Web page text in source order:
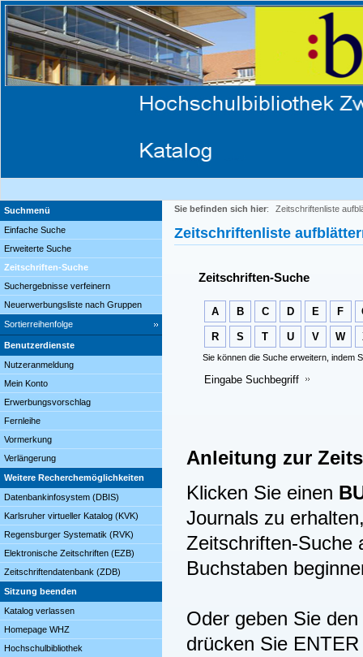
Suchmenü
Einfache Suche
Erweiterte Suche
Zeitschriften-Suche
Suchergebnisse verfeinern
Neuerwerbungsliste nach Gruppen
Sortierreihenfolge
Benutzerdienste
Nutzeranmeldung
Mein Konto
Erwerbungsvorschlag
Fernleihe
Vormerkung
Verlängerung
Weitere Recherchemöglichkeiten
Datenbankinfosystem (DBIS)
Karlsruher virtueller Katalog (KVK)
Regensburger Systematik (RVK)
Elektronische Zeitschriften (EZB)
Zeitschriftendatenbank (ZDB)
Sitzung beenden
Katalog verlassen
Homepage WHZ
Hochschulbibliothek
Sie befinden sich hier: Zeitschriftenliste
Zeitschriftenliste
Zeitschriften-Suche
A B C D E F
R S T U V W
Sie können die Suche erweitern, indem
Eingabe Suchbegriff
Anleitung zur
Klicken Sie einen
Journals zu
Zeitschriften-Suche
Buchstaben
Oder geben Sie
drücken Sie